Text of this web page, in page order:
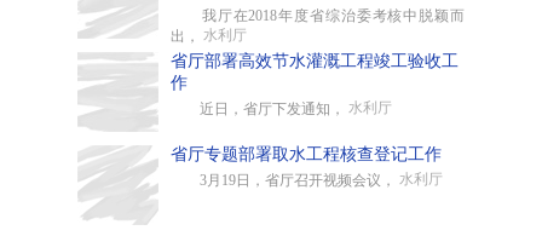
我厅在2018年度省综治委考核中脱颖而
出， 水利厅
省厅部署高效节水灌溉工程竣工验收工
作
近日，省厅下发通知， 水利厅
省厅专题部署取水工程核查登记工作
3月19日，省厅召开视频会议， 水利厅